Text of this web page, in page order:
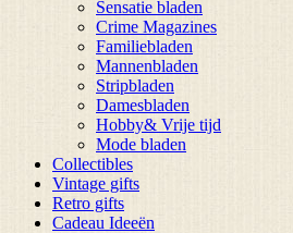
Sensatie bladen
Crime Magazines
Familiebladen
Mannenbladen
Stripbladen
Damesbladen
Hobby& Vrije tijd
Mode bladen
Collectibles
Vintage gifts
Retro gifts
Cadeau Ideeën